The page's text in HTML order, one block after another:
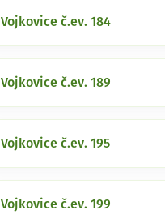
Vojkovice č.ev. 184
Vojkovice č.ev. 189
Vojkovice č.ev. 195
Vojkovice č.ev. 199